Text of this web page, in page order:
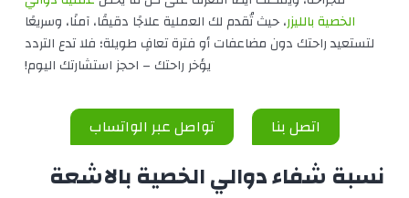
الخصية بالليزر، حيث تُقدم لك العملية علاجًا دقيقًا، آمنًا، وسريعًا
لتستعيد راحتك دون مضاعفات أو فترة تعافٍ طويلة؛ فلا تدع التردد
يؤخر راحتك – احجز استشارتك اليوم!
اتصل بنا تواصل عبر الواتساب
نسبة شفاء دوالي الخصية بالاشعة